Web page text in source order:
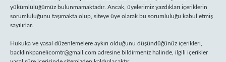
yükümlülüğümüz bulunmamaktadır. Ancak, üyelerimiz yazdıkları içeriklerin
sorumluluğunu taşımakta olup, siteye üye olarak bu sorumluluğu kabul etmiş
sayılırlar.
Hukuka ve yasal düzenlemelere aykırı olduğunu düşündüğünüz içerikleri,
backlinkpanelicomtr@gmail.com adresine bildirmeniz halinde, ilgili içerikler